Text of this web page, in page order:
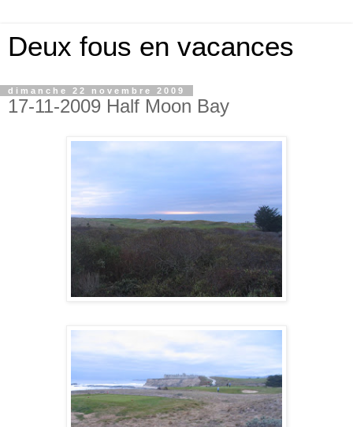
Deux fous en vacances
dimanche 22 novembre 2009
17-11-2009 Half Moon Bay